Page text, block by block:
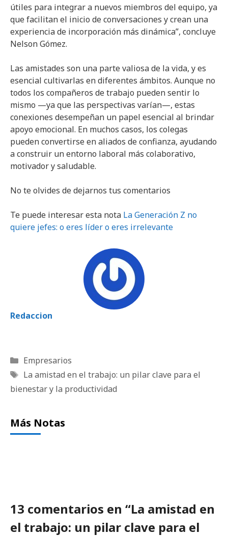
útiles para integrar a nuevos miembros del equipo, ya
que facilitan el inicio de conversaciones y crean una
experiencia de incorporación más dinámica”, concluye
Nelson Gómez.
Las amistades son una parte valiosa de la vida, y es
esencial cultivarlas en diferentes ámbitos. Aunque no
todos los compañeros de trabajo pueden sentir lo
mismo —ya que las perspectivas varían—, estas
conexiones desempeñan un papel esencial al brindar
apoyo emocional. En muchos casos, los colegas
pueden convertirse en aliados de confianza, ayudando
a construir un entorno laboral más colaborativo,
motivador y saludable.
No te olvides de dejarnos tus comentarios
Te puede interesar esta nota La Generación Z no
quiere jefes: o eres líder o eres irrelevante
Redaccion
Categorías
Empresarios
Etiquetas
La amistad en el trabajo: un pilar clave para el
bienestar y la productividad
Más Notas
13 comentarios en “La amistad en
el trabajo: un pilar clave para el